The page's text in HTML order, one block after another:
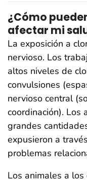
¿Cómo
afectar mi
La exposición a
nervioso. Los
altos niveles de
convulsiones
nervioso central
coordinación). Los
grandes
expusieron a
problemas
Los animales a